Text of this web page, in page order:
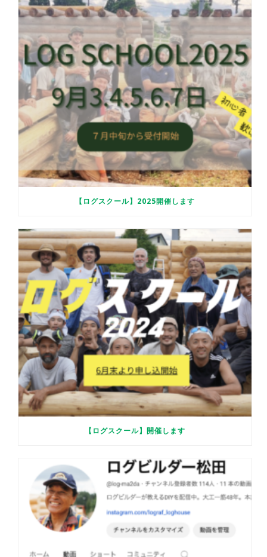
【ログスクール】2025開催します
【ログスクール】開催します